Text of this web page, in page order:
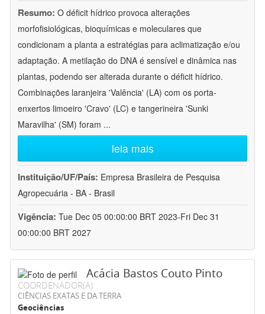
Resumo: O déficit hídrico provoca alterações
morfofisiológicas, bioquímicas e moleculares que
condicionam a planta a estratégias para aclimatização e/ou
adaptação. A metilação do DNA é sensível e dinâmica nas
plantas, podendo ser alterada durante o déficit hídrico.
Combinações laranjeira 'Valência' (LA) com os porta-
enxertos limoeiro 'Cravo' (LC) e tangerineira 'Sunki
Maravilha' (SM) foram ...
leia mais
Instituição/UF/País: Empresa Brasileira de Pesquisa
Agropecuária - BA - Brasil
Vigência: Tue Dec 05 00:00:00 BRT 2023-Fri Dec 31
00:00:00 BRT 2027
Acácia Bastos Couto Pinto
COORDENADOR(A)
CIÊNCIAS EXATAS E DA TERRA
Geociências